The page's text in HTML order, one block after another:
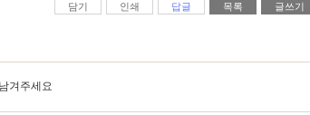
담기 인쇄 답글 목록 글쓰기
겨주세요